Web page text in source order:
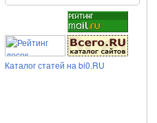
Каталог статей на bi0.RU